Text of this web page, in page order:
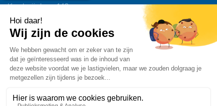
Koolmijnlaan 142
3582 Beringen – België
T. +32 11 56 13 11
info@ligiergroup.nl
BTW BE 0428.898.465